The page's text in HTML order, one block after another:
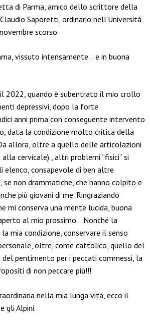
di Parma, amico dello scrittore della
Saporetti, ordinario nell’Università
scorso.
vissuto intensamente… e in buona
2022, quando è subentrato il mio crollo
depressivi, dopo la forte
anni prima con conseguente intervento
data la condizione molto critica della
allora, oltre a quello delle articolazioni
cervicale)., altri problemi “fisici” si
elenco, consapevole di ben altre
se non drammatiche, che hanno colpito e
più giovani di me. Ringraziando
mi conserva una mente lucida, buona
al mio prossimo… Nonché la
mia condizione, conservare il senso
oltre, come cattolico, quello del
pentimento per i peccati commessi, la
di non peccare più!!!
nella mia lunga vita, ecco il
gli Alpini.